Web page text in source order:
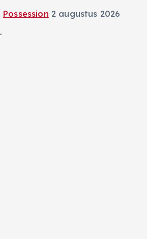
Possession 2 augustus 2026